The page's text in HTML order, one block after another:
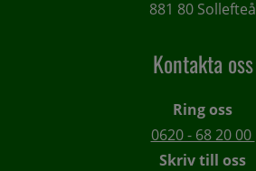
881 80 Sollefteå
Kontakta oss
Ring oss
0620 - 68 20 00
Skriv till oss